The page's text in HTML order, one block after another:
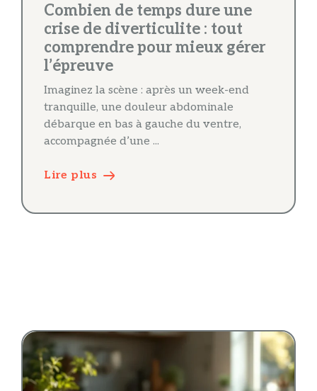
Combien de temps dure une
crise de diverticulite : tout
comprendre pour mieux gérer
l’épreuve
Imaginez la scène : après un week-end
tranquille, une douleur abdominale
débarque en bas à gauche du ventre,
accompagnée d’une ...
Lire plus